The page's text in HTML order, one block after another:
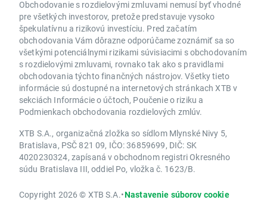
Obchodovanie s rozdielovými zmluvami nemusí byť vhodné
pre všetkých investorov, pretože predstavuje vysoko
špekulatívnu a rizikovú investíciu. Pred začatím
obchodovania Vám dôrazne odporúčame zoznámiť sa so
všetkými potenciálnymi rizikami súvisiacimi s obchodovaním
s rozdielovými zmluvami, rovnako tak ako s pravidlami
obchodovania týchto finančných nástrojov. Všetky tieto
informácie sú dostupné na internetových stránkach XTB v
sekciách Informácie o účtoch, Poučenie o riziku a
Podmienkach obchodovania rozdielových zmlúv.
XTB S.A., organizačná zložka so sídlom Mlynské Nivy 5,
Bratislava, PSČ 821 09, IČO: 36859699, DIČ: SK
4020230324, zapísaná v obchodnom registri Okresného
súdu Bratislava III, oddiel Po, vložka č. 1623/B.
Copyright 2026 © XTB S.A.•Nastavenie súborov cookie